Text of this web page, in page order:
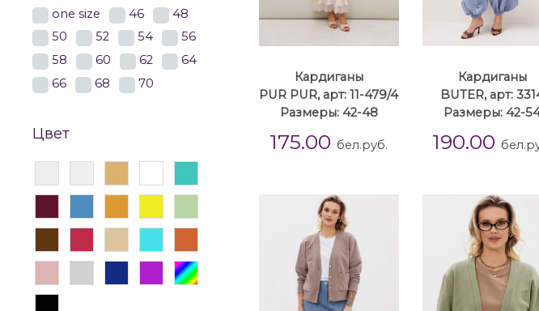
Кардиганы
PUR PUR, арт: 11-479/4
Размеры: 42-48
175.00 бел.руб.
Кардиганы
BUTER, арт:
Размеры: 42-
190.00
one size
46
48
50
52 54
56
58
60 62
64
66
68 70
Цвет